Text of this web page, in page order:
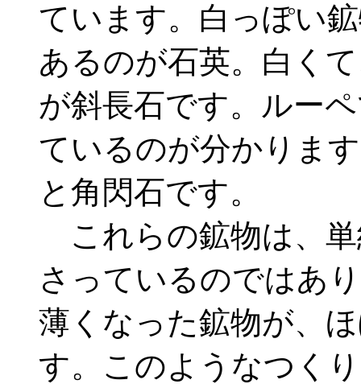
ています。白っぽい
あるのが石英。白く
が斜長石です。ルー
ているのが分かりま
と角閃石です。
これらの鉱物は、
さっているのではあ
薄くなった鉱物が、
す。このようなつく